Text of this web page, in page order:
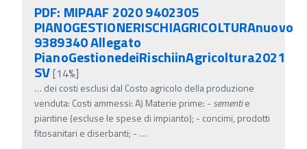
PDF: MIPAAF 2020 9402305
PIANOGESTIONERISCHIAGRICOLTURAnuovo
9389340 Allegato
PianoGestionedeiRischiinAgricoltura2021
SV[14%]
… dei costi esclusi dal Costo agricolo della produzione
venduta: Costi ammessi: A) Materie prime: -sementie
piantine (escluse le spese di impianto); - concimi, prodotti
fitosanitari e diserbanti; -…